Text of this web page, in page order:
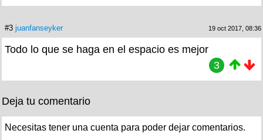
#3 juanfanseyker 19 oct 2017, 08:36
Todo lo que se haga en el espacio es mejor
3
Deja tu comentario
Necesitas tener una cuenta para poder dejar comentarios.